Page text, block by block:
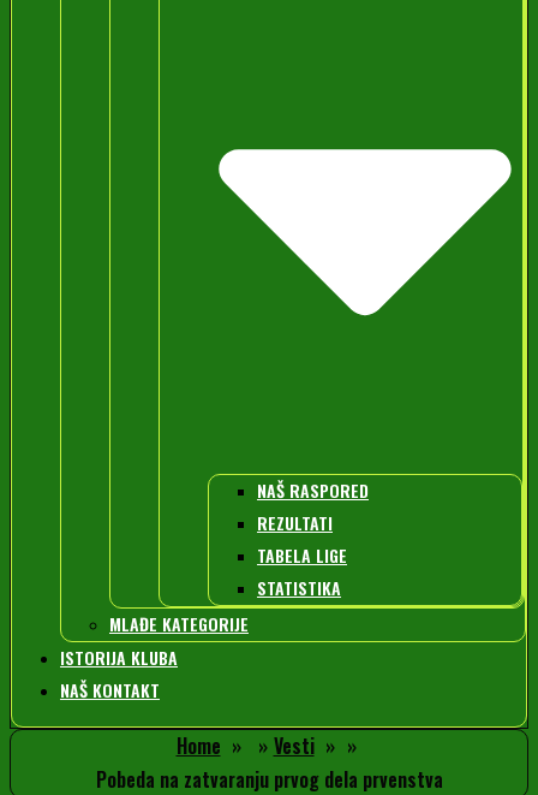
NAŠ RASPORED
REZULTATI
TABELA LIGE
STATISTIKA
MLAĐE KATEGORIJE
ISTORIJA KLUBA
NAŠ KONTAKT
Home
Vesti
Pobeda na zatvaranju prvog dela prvenstva